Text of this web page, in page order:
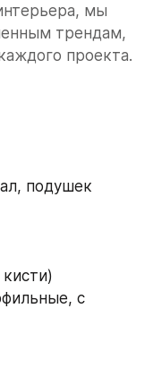
мы
трендам,
проекта.
подушек
с